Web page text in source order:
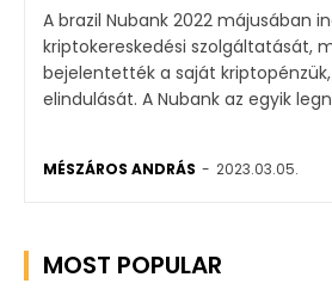
A brazil Nubank 2022 májusában
kriptokereskedési szolgáltatását,
bejelentették a saját
elindulását. A Nubank az egyik
MÉSZÁROS ANDRÁS - 2023.03.05.
MOST POPULAR